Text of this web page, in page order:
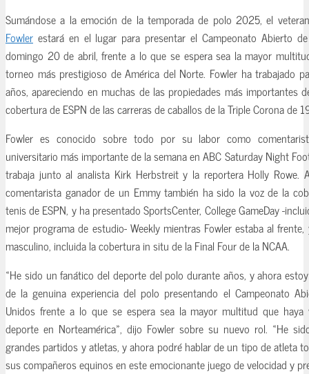
Sumándose a la emoción de la temporada de polo 2025, el
Fowler estará en el lugar para presentar el Campeonato Abierto
domingo 20 de abril, frente a lo que se espera sea la mayor
torneo más prestigioso de América del Norte. Fowler ha trabajado
años, apareciendo en muchas de las propiedades más importantes
cobertura de ESPN de las carreras de caballos de la Triple Corona de
Fowler es conocido sobre todo por su labor como
universitario más importante de la semana en ABC Saturday Night
trabaja junto al analista Kirk Herbstreit y la reportera Holly Rowe.
comentarista ganador de un Emmy también ha sido la voz de la
tenis de ESPN, y ha presentado SportsCenter, College GameDay -
mejor programa de estudio- Weekly mientras Fowler estaba al
masculino, incluida la cobertura in situ de la Final Four de la NCAA.
«He sido un fanático del deporte del polo durante años, y ahora
de la genuina experiencia del polo presentando el Campeonato
Unidos frente a lo que se espera sea la mayor multitud que
deporte en Norteamérica», dijo Fowler sobre su nuevo rol. «He
grandes partidos y atletas, y ahora podré hablar de un tipo de atleta
sus compañeros equinos en este emocionante juego de velocidad y